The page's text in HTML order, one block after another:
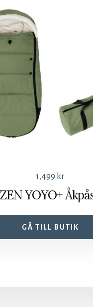
1,499 kr
YOYO+
GÅ TILL BUTIK